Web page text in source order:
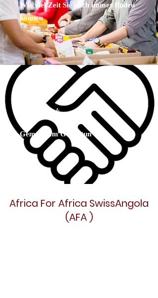
Wie viel Zeit Sie auch immer finden
können
Mentor/in
Gemeinsam Gutes tun
Africa For Africa SwissAngola
(AFA )